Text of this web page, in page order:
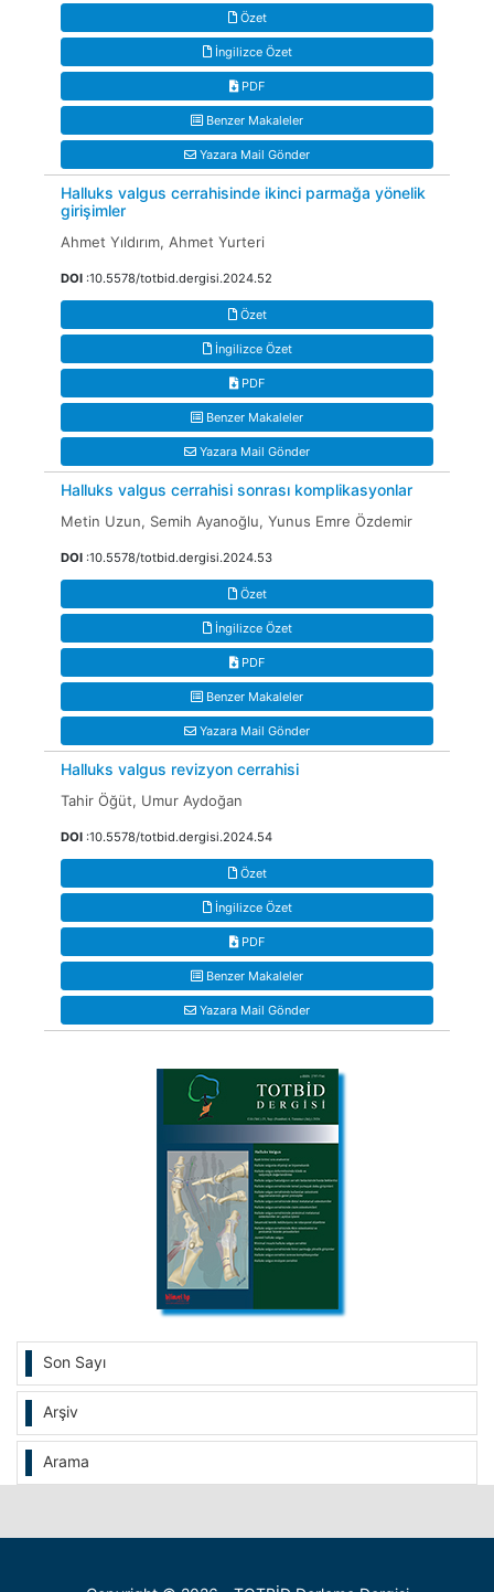
Son Sayı
Arşiv
Arama
Özet
İngilizce Özet
PDF
Benzer Makaleler
Yazara Mail Gönder
Halluks valgus cerrahisinde ikinci parmağa yönelik
girişimler
Ahmet Yıldırım, Ahmet Yurteri
DOI :10.5578/totbid.dergisi.2024.52
Özet
İngilizce Özet
PDF
Benzer Makaleler
Yazara Mail Gönder
Halluks valgus cerrahisi sonrası komplikasyonlar
Metin Uzun, Semih Ayanoğlu, Yunus Emre Özdemir
DOI :10.5578/totbid.dergisi.2024.53
Özet
İngilizce Özet
PDF
Benzer Makaleler
Yazara Mail Gönder
Halluks valgus revizyon cerrahisi
Tahir Öğüt, Umur Aydoğan
DOI :10.5578/totbid.dergisi.2024.54
Özet
İngilizce Özet
PDF
Benzer Makaleler
Yazara Mail Gönder